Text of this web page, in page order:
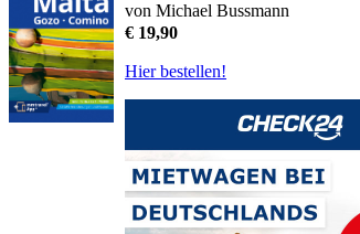
von Michael Bussmann
€ 19,90
Hier bestellen!